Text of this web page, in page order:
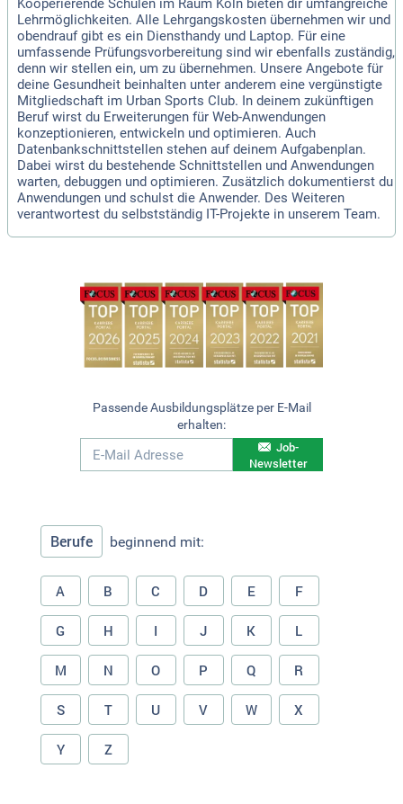
Kooperierende Schulen im Raum Köln bieten dir umfangreiche
Lehrmöglichkeiten. Alle Lehrgangskosten übernehmen wir und
obendrauf gibt es ein Diensthandy und Laptop. Für eine
umfassende Prüfungsvorbereitung sind wir ebenfalls zuständig,
denn wir stellen ein, um zu übernehmen. Unsere Angebote für
deine Gesundheit beinhalten unter anderem eine vergünstigte
Mitgliedschaft im Urban Sports Club. In deinem zukünftigen
Beruf wirst du Erweiterungen für Web-Anwendungen
konzeptionieren, entwickeln und optimieren. Auch
Datenbankschnittstellen stehen auf deinem Aufgabenplan.
Dabei wirst du bestehende Schnittstellen und Anwendungen
warten, debuggen und optimieren. Zusätzlich dokumentierst du
Anwendungen und schulst die Anwender. Des Weiteren
verantwortest du selbstständig IT-Projekte in unserem Team.
Passende Ausbildungsplätze per E-Mail
erhalten:
Job-
Newsletter
Berufe beginnend mit:
A B C D E F
G H I J K L
M N O P Q R
S T U V W X
Y Z